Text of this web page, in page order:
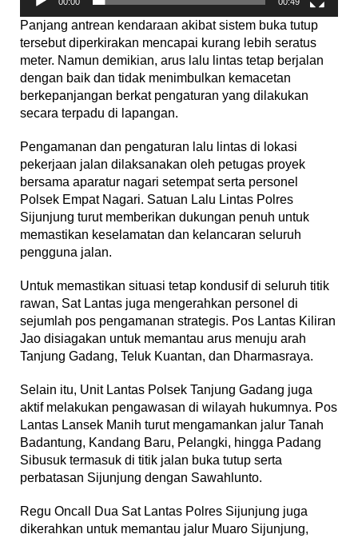
Panjang antrean kendaraan akibat sistem buka tutup
tersebut diperkirakan mencapai kurang lebih seratus
meter. Namun demikian, arus lalu lintas tetap berjalan
dengan baik dan tidak menimbulkan kemacetan
berkepanjangan berkat pengaturan yang dilakukan
secara terpadu di lapangan.
Pengamanan dan pengaturan lalu lintas di lokasi
pekerjaan jalan dilaksanakan oleh petugas proyek
bersama aparatur nagari setempat serta personel
Polsek Empat Nagari. Satuan Lalu Lintas Polres
Sijunjung turut memberikan dukungan penuh untuk
memastikan keselamatan dan kelancaran seluruh
pengguna jalan.
Untuk memastikan situasi tetap kondusif di seluruh titik
rawan, Sat Lantas juga mengerahkan personel di
sejumlah pos pengamanan strategis. Pos Lantas Kiliran
Jao disiagakan untuk memantau arus menuju arah
Tanjung Gadang, Teluk Kuantan, dan Dharmasraya.
Selain itu, Unit Lantas Polsek Tanjung Gadang juga
aktif melakukan pengawasan di wilayah hukumnya. Pos
Lantas Lansek Manih turut mengamankan jalur Tanah
Badantung, Kandang Baru, Pelangki, hingga Padang
Sibusuk termasuk di titik jalan buka tutup serta
perbatasan Sijunjung dengan Sawahlunto.
Regu Oncall Dua Sat Lantas Polres Sijunjung juga
dikerahkan untuk memantau jalur Muaro Sijunjung,